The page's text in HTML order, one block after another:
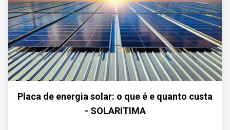
Placa de energia solar: o que é e quanto custa
- SOLARITIMA